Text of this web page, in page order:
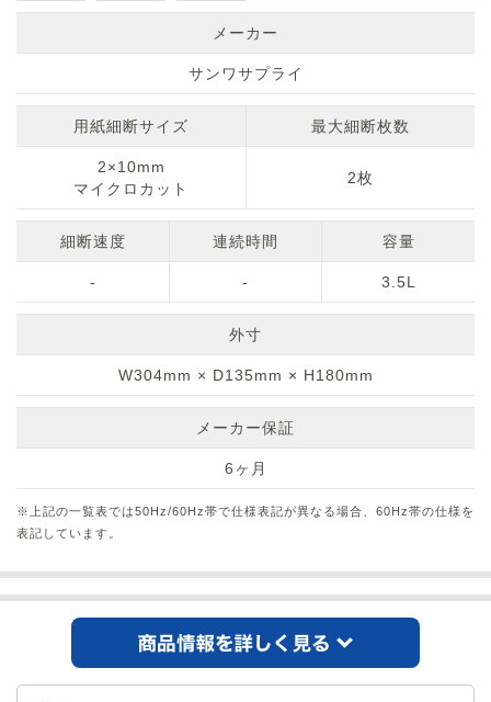
メーカー
サンワサプライ
用紙細断サイズ 最大細断枚数
2×10mm
マイクロカット
2枚
細断速度 連続時間 容量
- - 3.5L
外寸
W304mm × D135mm × H180mm
メーカー保証
6ヶ月
※上記の一覧表では50Hz/60Hz帯で仕様表記が異なる場合、60Hz帯の仕様を
表記しています。